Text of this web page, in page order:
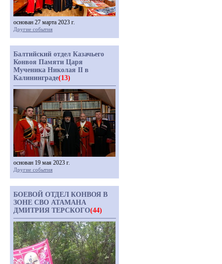
основан 27 марта 2023 г.
Другие события
Балтийский отдел Казачьего
Конвоя Памяти Царя
Мученика Николая II в
Калининграде(13)
основан 19 мая 2023 г.
Другие события
БОЕВОЙ ОТДЕЛ КОНВОЯ В
ЗОНЕ СВО АТАМАНА
ДМИТРИЯ ТЕРСКОГО(44)